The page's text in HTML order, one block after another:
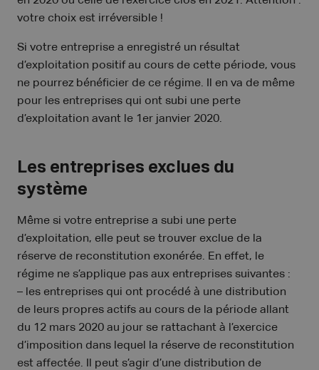
votre choix est irréversible !
Si votre entreprise a enregistré un résultat
d’exploitation positif au cours de cette période, vous
ne pourrez bénéficier de ce régime. Il en va de même
pour les entreprises qui ont subi une perte
d’exploitation avant le 1er janvier 2020.
Les entreprises exclues du
système
Même si votre entreprise a subi une perte
d’exploitation, elle peut se trouver exclue de la
réserve de reconstitution exonérée. En effet, le
régime ne s’applique pas aux entreprises suivantes :
– les entreprises qui ont procédé à une distribution
de leurs propres actifs au cours de la période allant
du 12 mars 2020 au jour se rattachant à l’exercice
d’imposition dans lequel la réserve de reconstitution
est affectée. Il peut s’agir d’une distribution de